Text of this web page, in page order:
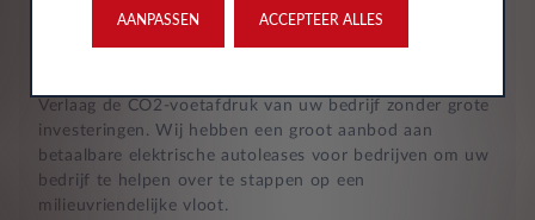
Verlaag de CO2-voetafdruk van uw bedrijf zonder grote
investeringen. Wij hebben een groot aanbod aan
betaalbare elektrische autoleases voor bedrijven om uw
bedrijf te helpen over te stappen op een
milieuvriendelijke vloot.
AANPASSEN ACCEPTEER ALLES